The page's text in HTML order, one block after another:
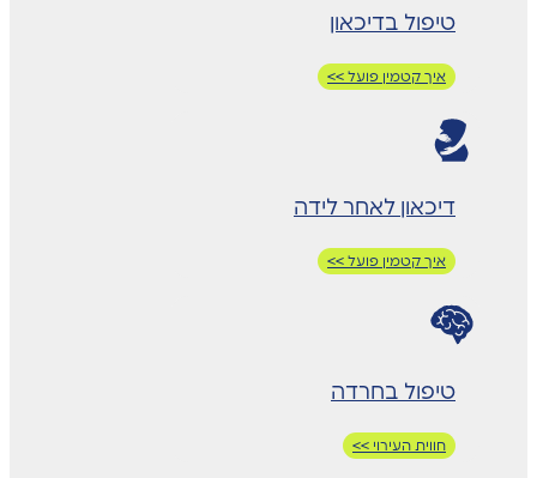
טיפול בדיכאון
איך קטמין פועל >>
דיכאון לאחר לידה
איך קטמין פועל >>
טיפול בחרדה
חווית העירוי >>